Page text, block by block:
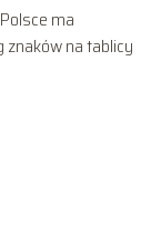
ma
znaków na tablicy